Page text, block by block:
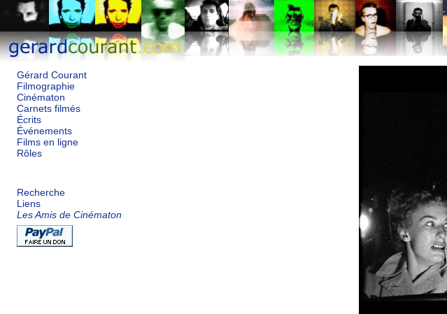
Gérard Courant
Filmographie
Cinématon
Carnets filmés
Écrits
Événements
Films en ligne
Rôles
Recherche
Liens
Les Amis de Cinématon